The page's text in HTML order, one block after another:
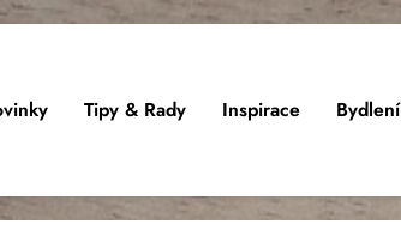
Tipy & Rady Inspirace Bydlení